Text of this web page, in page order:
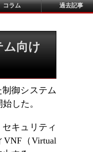
コラム 過去記事
ム向け
御システム
した。
キュリティ
（Virtual